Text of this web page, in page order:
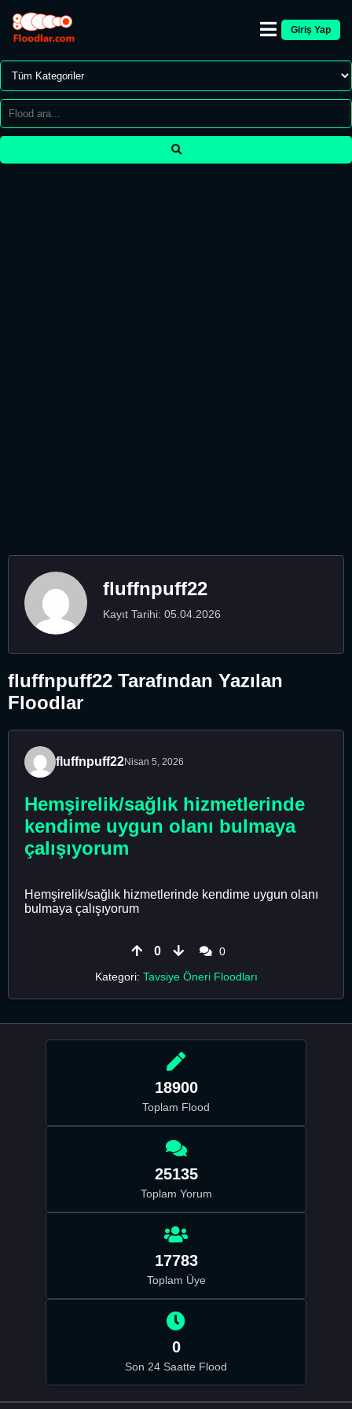
Giriş Yap
fluffnpuff22
Kayıt Tarihi: 05.04.2026
fluffnpuff22 Tarafından Yazılan
Floodlar
fluffnpuff22Nisan 5, 2026
Hemşirelik/sağlık hizmetlerinde
kendime uygun olanı bulmaya
çalışıyorum
Hemşirelik/sağlık hizmetlerinde kendime uygun olanı
bulmaya çalışıyorum
0
0
Kategori: Tavsiye Öneri Floodları
18900
Toplam Flood
25135
Toplam Yorum
17783
Toplam Üye
0
Son 24 Saatte Flood